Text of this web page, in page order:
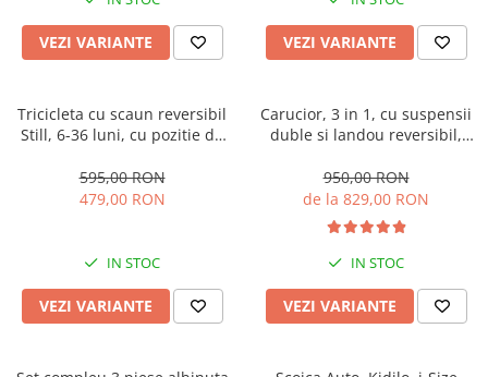
Bluze, pieptarase, mentite
Ciorapi
Pantaloni de exterior
Bluze si pulovere
Hainute bumbac organic
Bluze, pieptarase, mentite
Pantaloni de exterior
Bluze si pulovere
Babetele
Cos depozitare jucarii
Jocuri educative si de societate
Mingii
Jucarii gonflabile
Jucarii de nisip
Trotinete si biciclete
Carucioare papusi
Incaltaminte de panza
VEZI VARIANTE VEZI VARIANTE
Tricicleta cu scaun reversibil
Still, 6-36 luni, cu pozitie de
cu lumini si muzica, SL07
595,00 RON
479,00 RON
IN STOC
VEZI VARIANTE
Carucior, 3 in 1, cu suspensii
duble si landou reversibil,
luni - 3 ani, Original L-Sun
950,00 RON
de la 829,00 RON
IN STOC
VEZI VARIANTE